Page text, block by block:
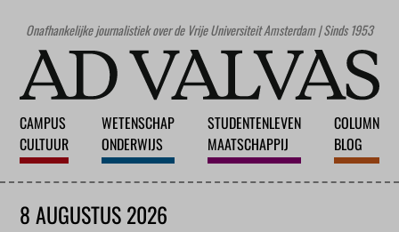
Onafhankelijke journalistiek over de Vrije Universiteit Amsterdam | Sinds 1953
CAMPUS
CULTUUR
WETENSCHAP
ONDERWIJS
STUDENTENLEVEN
MAATSCHAPPIJ
COLUMN
BLOG
8 AUGUSTUS 2026